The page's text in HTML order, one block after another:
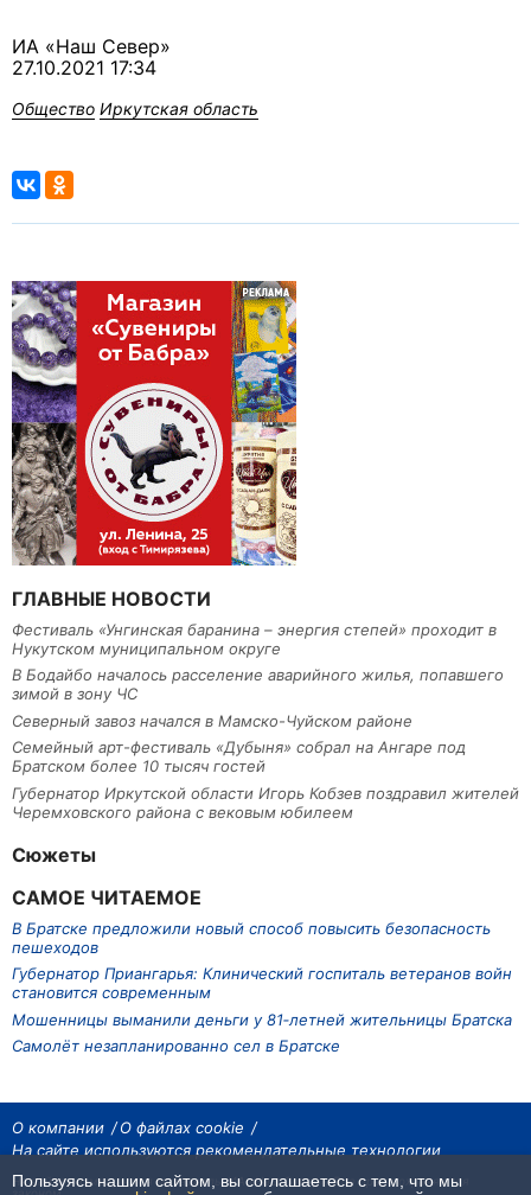
ИА «Наш Север»
27.10.2021 17:34
Общество Иркутская область
ГЛАВНЫЕ НОВОСТИ
Фестиваль «Унгинская баранина – энергия степей» проходит в
Нукутском муниципальном округе
В Бодайбо началось расселение аварийного жилья, попавшего
зимой в зону ЧС
Северный завоз начался в Мамско-Чуйском районе
Семейный арт-фестиваль «Дубыня» собрал на Ангаре под
Братском более 10 тысяч гостей
Губернатор Иркутской области Игорь Кобзев поздравил жителей
Черемховского района с вековым юбилеем
Сюжеты
САМОЕ ЧИТАЕМОЕ
В Братске предложили новый способ повысить безопасность
пешеходов
Губернатор Приангарья: Клинический госпиталь ветеранов войн
становится современным
Мошенницы выманили деньги у 81‑летней жительницы Братска
Самолёт незапланированно сел в Братске
О компании
О файлах cookie
На сайте используются рекомендательные технологии
На сайте размещаются материалы ИА «Наш Север». Все права охраняются
Пользуясь нашим сайтом, вы соглашаетесь с тем, что мы